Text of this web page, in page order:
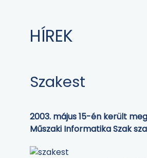
HÍREK
Szakest
2003. május 15-én került
Műszaki Informatika Szak